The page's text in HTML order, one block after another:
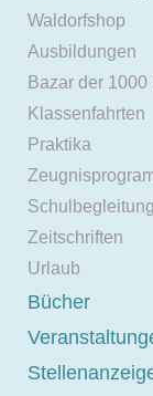
Waldorfshop
Ausbildungen
Bazar der
Klassenfahrten
Praktika
Schulbegleitung
Zeitschriften
Urlaub
Bücher